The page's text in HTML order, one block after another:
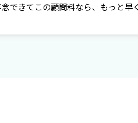
できてこの顧問料なら、もっと早